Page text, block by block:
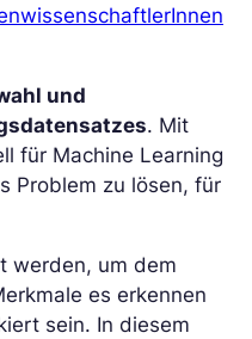
und
. Mit
für Machine Learning
Problem zu lösen, für
werden, um dem
es erkennen
sein. In diesem